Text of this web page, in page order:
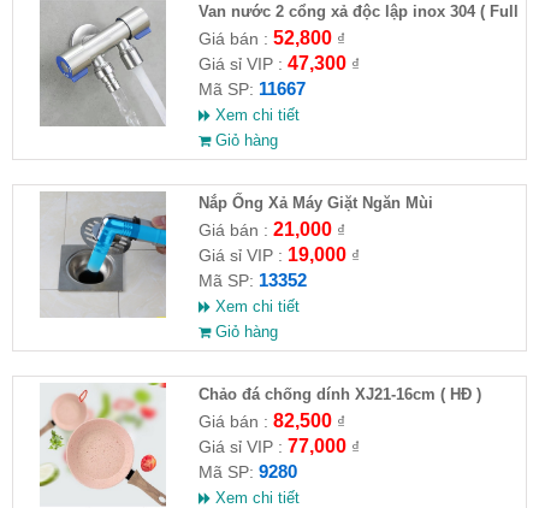
Van nước 2 cổng xả độc lập inox 304 ( Full
VAT )
Giá bán : 52,800₫
Giá sỉ VIP : 47,300₫
Mã SP: 11667
Xem chi tiết
Giỏ hàng
Nắp Ống Xả Máy Giặt Ngăn Mùi
Giá bán : 21,000₫
Giá sỉ VIP : 19,000₫
Mã SP: 13352
Xem chi tiết
Giỏ hàng
Chảo đá chống dính XJ21-16cm ( HĐ )
Giá bán : 82,500₫
Giá sỉ VIP : 77,000₫
Mã SP: 9280
Xem chi tiết